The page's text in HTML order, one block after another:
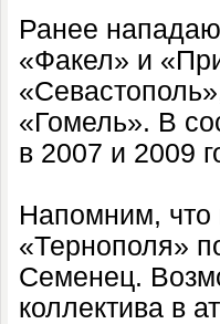
Ранее
«Факел» и
«Гомель». В
в 2007 и 2009
Напомним, что
«Тернополя»
Семенец.
коллектива в